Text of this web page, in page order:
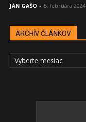
JÁN GAŠO - 5. februára 2024
ARCHÍV ČLÁNKOV
ARCHÍV
ČLÁNKOV